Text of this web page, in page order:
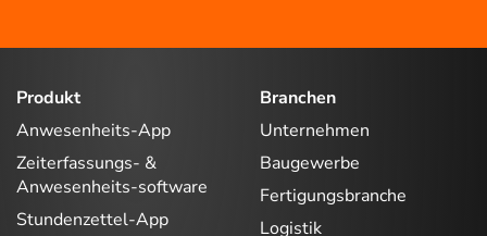
Produkt
Anwesenheits-App
Zeiterfassungs- &
Anwesenheits-software
Stundenzettel-App
Branchen
Unternehmen
Baugewerbe
Fertigungsbranche
Logistik